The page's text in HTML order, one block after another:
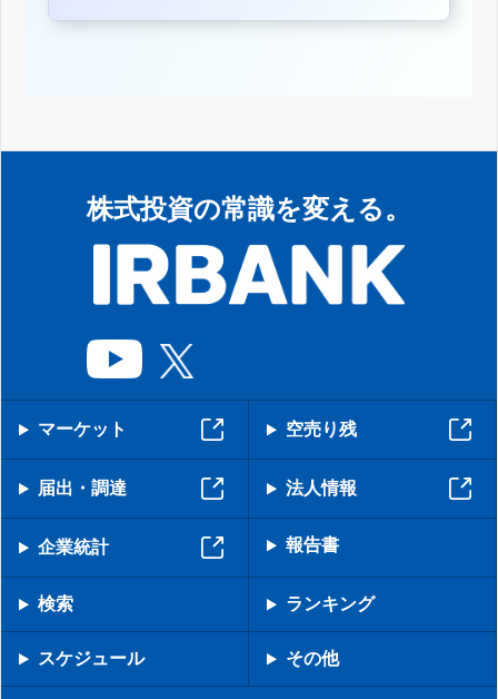
株式投資の常識を変える。
マーケット 空売り残
届出・調達 法人情報
企業統計 報告書
検索 ランキング
スケジュール その他